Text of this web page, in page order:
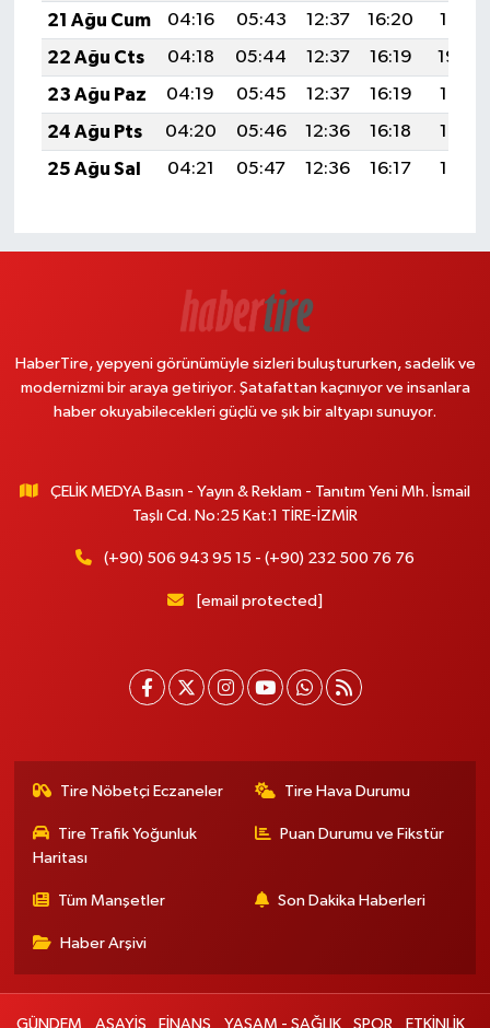
21 Ağu Cum
04:16 05:43 12:37 16:20
19:21
22 Ağu Cts
04:18 05:44 12:37 16:19
19:20
23 Ağu Paz
04:19 05:45 12:37 16:19
19:18
24 Ağu Pts
04:20 05:46 12:36 16:18
19:17
25 Ağu Sal
04:21 05:47 12:36 16:17 19:16
HaberTire, yepyeni görünümüyle sizleri buluştururken, sadelik ve
modernizmi bir araya getiriyor. Şatafattan kaçınıyor ve insanlara
haber okuyabilecekleri güçlü ve şık bir altyapı sunuyor.
ÇELİK MEDYA Basın - Yayın & Reklam - Tanıtım Yeni Mh. İsmail
Taşlı Cd. No:25 Kat:1 TİRE-İZMİR
(+90) 506 943 95 15 - (+90) 232 500 76 76
[email protected]
Tire Nöbetçi Eczaneler Tire Hava Durumu
Tire Trafik Yoğunluk
Haritası
Puan Durumu ve Fikstür
Tüm Manşetler Son Dakika Haberleri
Haber Arşivi
GÜNDEM ASAYİŞ FİNANS YAŞAM - SAĞLIK SPOR ETKİNLİK